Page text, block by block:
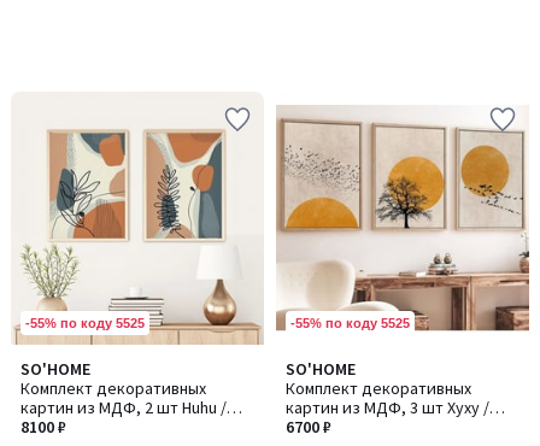
-55% по коду 5525
SO'HOME
Комплект декоративных
картин из МДФ, 2 шт Huhu /
Хуху35
8100 ₽
-55% по коду 5525
SO'HOME
Комплект декоративных
картин из МДФ, 3 шт Хуху /
Хуху147
6700 ₽